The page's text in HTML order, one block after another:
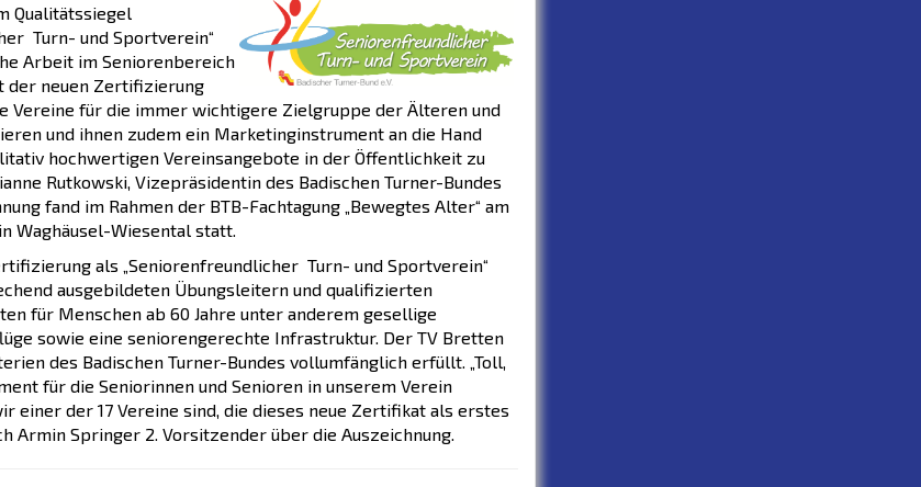
Qualitätssiegel
Turn- und Sportverein“
Arbeit im Seniorenbereich
der neuen Zertifizierung
Vereine für die immer wichtigere Zielgruppe der Älteren und
und ihnen zudem ein Marketinginstrument an die Hand
hochwertigen Vereinsangebote in der Öffentlichkeit zu
Rutkowski, Vizepräsidentin des Badischen Turner-Bundes
fand im Rahmen der BTB-Fachtagung „Bewegtes Alter“ am
Waghäusel-Wiesental statt.
als „Seniorenfreundlicher Turn- und Sportverein“
ausgebildeten Übungsleitern und qualifizierten
für Menschen ab 60 Jahre unter anderem gesellige
sowie eine seniorengerechte Infrastruktur. Der TV Bretten
des Badischen Turner-Bundes vollumfänglich erfüllt. „Toll,
für die Seniorinnen und Senioren in unserem Verein
einer der 17 Vereine sind, die dieses neue Zertifikat als erstes
Armin Springer 2. Vorsitzender über die Auszeichnung.